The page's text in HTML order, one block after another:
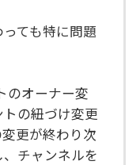
ても特に問題
のオーナー変
の紐づけ変更
更が終わり次
チャンネルを